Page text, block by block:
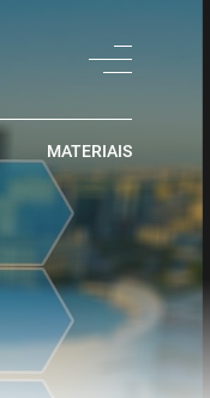
MATERIAIS